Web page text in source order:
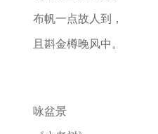
布帆一点故人到，
且斟金樽晚风中。
咏盆景